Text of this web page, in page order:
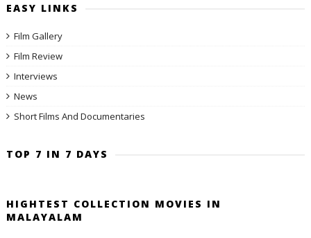
EASY LINKS
Film Gallery
Film Review
Interviews
News
Short Films And Documentaries
TOP 7 IN 7 DAYS
HIGHTEST COLLECTION MOVIES IN
MALAYALAM